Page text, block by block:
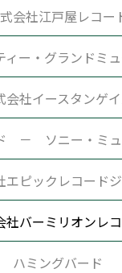
会社江戸屋レコー
ィー・グランドミ
会社イースタンゲ
－ ソニー・ミュ
エピックレコード
社バーミリオンレ
ハミングバード